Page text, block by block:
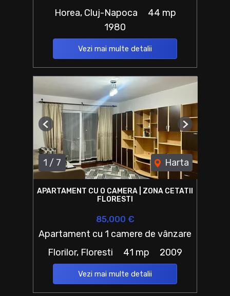
Horea, Cluj-Napoca
44 mp
1980
Vezi mai multe detalii
1 / 7 Harta
Previous Next
APARTAMENT CU O CAMERA | ZONA CETATII
FLORESTI
85,000 €
Apartament cu 1 camere de vânzare
Florilor, Floresti
41 mp 2009
Vezi mai multe detalii